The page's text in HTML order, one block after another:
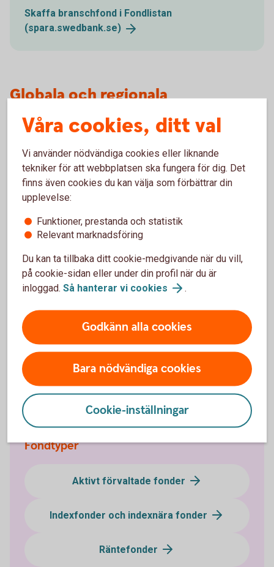
Skaffa branschfond i Fondlistan
(spara.swedbank.se)
Globala och regionala
branschfonder
regionala. Den förstnämnda kategorin investerar mest på
global basis. Detta minskar risken då en bolagsspecifik
händelse inte har inte samma inverkan i en global fond som
en regional. De globala branschfonderna har med andra ord
oftast en lägre risk, än de regionala, där även svängningarna
i avkastning kan vara större.
Mer information
Våra temafonder / branschfonder
(swedbank-aktiellt.se)
Fondtyper - lär dig mer om olika typer av
Fonder - börjafondspara
Fondtyper
Aktivt förvaltade fonder
Indexfonder och indexnära fonder
Räntefonder
Våra cookies, ditt val
Vi använder nödvändiga cookies eller liknande
tekniker för att webbplatsen ska fungera för dig. Det
finns även cookies du kan välja som förbättrar din
upplevelse:
Funktioner, prestanda och statistik
Relevant marknadsföring
Du kan ta tillbaka ditt cookie-medgivande när du vill,
på cookie-sidan eller under din profil när du är
inloggad. Så hanterar vi cookies .
Godkänn alla cookies
Bara nödvändiga cookies
Cookie-inställningar